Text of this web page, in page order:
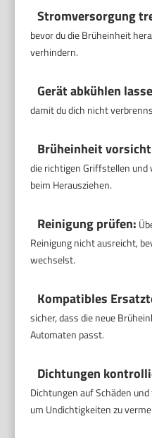
Stromversorgung
bevor du die Brüheinheit
verhindern.
Gerät abkühlen
damit du dich nicht
Brüheinheit
die richtigen Griffstellen
beim Herausziehen.
Reinigung prüfen:
Reinigung nicht ausreicht,
wechselst.
Kompatibles
sicher, dass die neue
Automaten passt.
Dichtungen
Dichtungen auf Schäden
um Undichtigkeiten zu